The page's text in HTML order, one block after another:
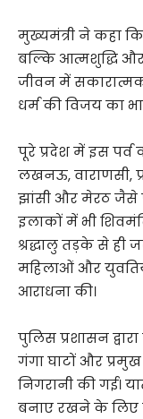
मुख्यमंत्री ने कहा
बल्कि आत्मशुद्धि
जीवन में
धर्म की विजय का
पूरे प्रदेश में इस पर्व
लखनऊ, वाराणसी,
झांसी और मेरठ जैसे
इलाकों में भी
श्रद्धालु तड़के से ही
महिलाओं और
आराधना की।
पुलिस प्रशासन
गंगा घाटों और
निगरानी की गई।
बनाए रखने के लिए